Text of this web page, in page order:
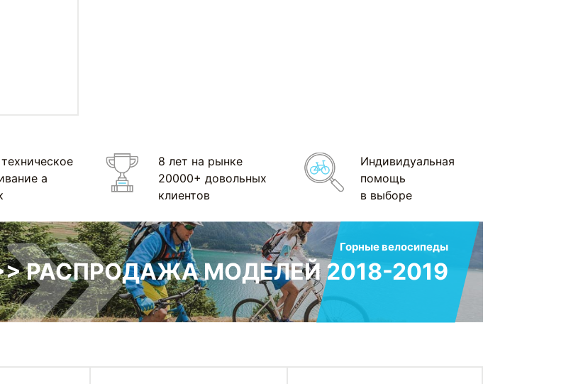
а
8 лет на рынке
20000+ довольных
клиентов
Индивидуальная
помощь
в выборе
Горные велосипеды
РАСПРОДАЖА МОДЕЛЕЙ 2018-2019